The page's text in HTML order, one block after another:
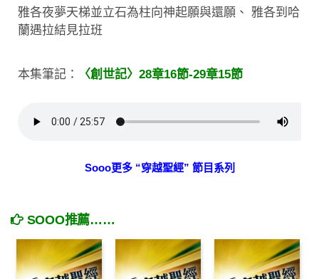
雅各夜夢天梯並立石為柱向神起願與還願、 雅各到哈
蘭遇拉結見拉班
本集筆記： 〈創世記〉28章16節-29章15節
Sooo更多 “穿越聖經” 節目系列
SOOO推薦……